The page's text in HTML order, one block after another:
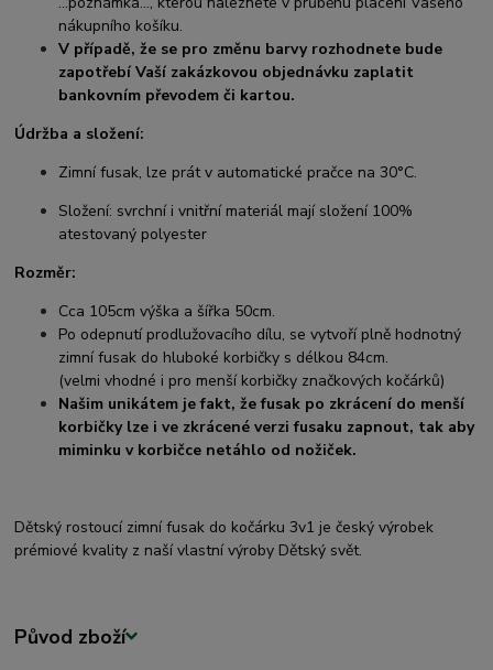
nákupního košíku.
V případě, že se pro změnu barvy rozhodnete bude
zapotřebí Vaší zakázkovou objednávku zaplatit
bankovním převodem či kartou.
Údržba a složení:
Zimní fusak, lze prát v automatické pračce na 30°C.
Složení: svrchní i vnitřní materiál mají složení 100%
atestovaný polyester
Rozměr:
Cca 105cm výška a šířka 50cm.
Po odepnutí prodlužovacího dílu, se vytvoří plně hodnotný
zimní fusak do hluboké korbičky s délkou 84cm.
(velmi vhodné i pro menší korbičky značkových kočárků)
Našim unikátem je fakt, že fusak po zkrácení do menší
korbičky lze i ve zkrácené verzi fusaku zapnout, tak aby
miminku v korbičce netáhlo od nožiček.
Dětský rostoucí zimní fusak do kočárku 3v1 je český výrobek
prémiové kvality z naší vlastní výroby Dětský svět.
Původ zboží